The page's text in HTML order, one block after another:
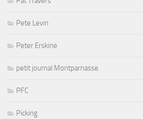
Pete Levin
Peter Erskine
petit journal Montparnasse
PFC
Picking